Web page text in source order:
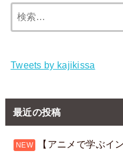
Tweets by kajikissa
最近の投稿
【アニメで学ぶイ